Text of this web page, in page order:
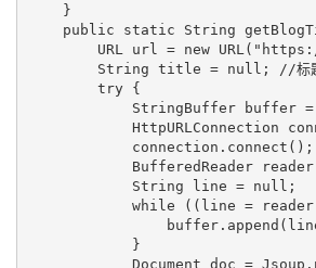
}
public static String
URL url = new URL("https://
String title = null; //标
try {
StringBuffer buffer = new
HttpURLConnection
connection.connect();
BufferedReader reader =
String line = null;
while ((line =
}
Document doc =